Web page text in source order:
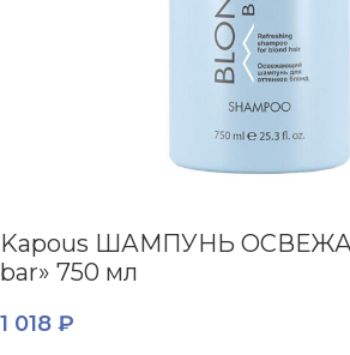
Kapous ШАМПУНЬ
bar» 750 мл
1 018 ₽